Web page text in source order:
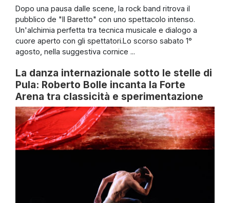
Dopo una pausa dalle scene, la rock band ritrova il
pubblico de "Il Baretto" con uno spettacolo intenso.
Un'alchimia perfetta tra tecnica musicale e dialogo a
cuore aperto con gli spettatori.Lo scorso sabato 1°
agosto, nella suggestiva cornice ...
La danza internazionale sotto le stelle di
Pula: Roberto Bolle incanta la Forte
Arena tra classicità e sperimentazione